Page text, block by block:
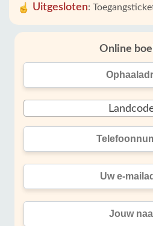
Uitgesloten:
Online